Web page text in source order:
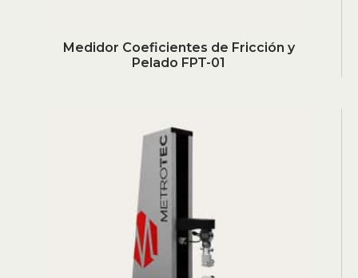
Medidor Coeficientes de Fricción y
Pelado FPT-01